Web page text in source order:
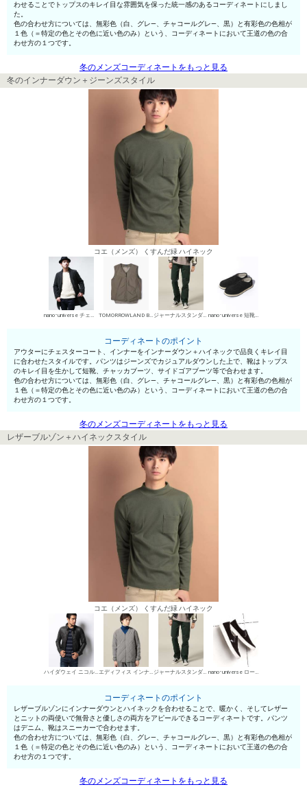
わせることでトップスのキレイ目な雰囲気を保った統一感のあるコーディネートにしまし
た。
色の合わせ方については、無彩色（白、グレ—、チャコールグレ—、黒）と有彩色の色相が
１色（＝特定の色とその色に近い色のみ）という、コーディネートにおいて王道の色の合
わせ方の１つです。
冬のメンズコーディネートをもっと見る
冬のインナーダウン＋ジーンズスタイル
コエ（メンズ） くすんだ緑 ハイネック
nano･universe チェスターコート TOMORROWLAND BUYING WEAR インナーダウン ジャーナルスタンダード デニムパンツ・ジーンズ nano･universe 短靴・レザーシューズ
コーディネートのポイント
アウターにチェスターコート、インナーをインナーダウン＋ハイネックで品良くキレイ目
に合わせたスタイルです。パンツはジーンズでカジュアルダウンした上で、靴はトップス
のキレイ目を生かして短靴、チャッカブーツ、サイドゴアブーツ等で合わせます。
色の合わせ方については、無彩色（白、グレ—、チャコールグレ—、黒）と有彩色の色相が
１色（＝特定の色とその色に近い色のみ）という、コーディネートにおいて王道の色の合
わせ方の１つです。
冬のメンズコーディネートをもっと見る
レザーブルゾン＋ハイネックスタイル
コエ（メンズ） くすんだ緑 ハイネック
ハイダウェイ ニコル レザーブルゾン エディフィス インナーダウン ジャーナルスタンダード デニムパンツ・ジーンズ nano･universe ローカットスニーカー
コーディネートのポイント
レザーブルゾンにインナーダウンとハイネックを合わせることで、暖かく、そしてレザー
とニットの両使いで無骨さと優しさの両方をアピールできるコーディネートです。パンツ
はデニム、靴はスニーカーで合わせます。
色の合わせ方については、無彩色（白、グレ—、チャコールグレ—、黒）と有彩色の色相が
１色（＝特定の色とその色に近い色のみ）という、コーディネートにおいて王道の色の合
わせ方の１つです。
冬のメンズコーディネートをもっと見る